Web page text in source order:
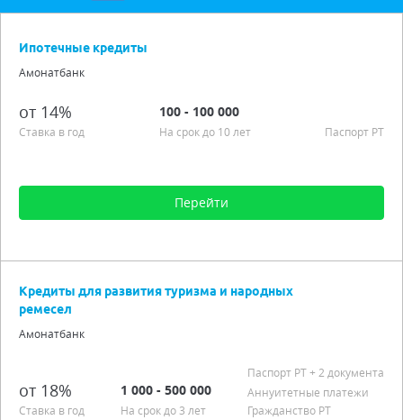
Ипотечные кредиты
Амонатбанк
от 14%
Ставка в год
100 - 100 000
На срок до 10 лет Паспорт РT
Перейти
Процентная ставка от 14,00% до 18,00%
Подробно
Кредиты для развития туризма и народных
ремесел
Амонатбанк
от 18%
Ставка в год
1 000 - 500 000
На срок до 3 лет
Паспорт РT+ 2 документа
Аннуитетные платежи
Гражданство РТ